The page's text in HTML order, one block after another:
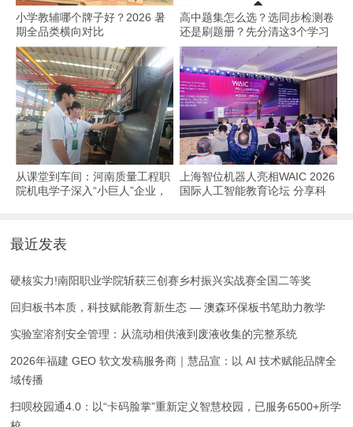
小学教辅哪个牌子好？2026 暑
期全品类横向对比
高中题集怎么选？选同步检测卷
还是刷题册？先分清这3个学习
场景
从课堂到车间：河南质量工程职
院机电学子深入“小巨人”企业，
上海智位机器人亮相WAIC 2026
国际人工智能教育论坛 分享科
最近发表
硬核实力!南阳职业学院斩获三创赛乡村振兴实战赛全国二等奖
回归板书本质，科技赋能教育新生态 — 澳森环保板书笔助力教学
实验室溶剂安全管理：从流动相供液到废液收集的完整系统
2026年福建 GEO 软文发稿服务商｜慧品宣：以 AI 技术赋能品牌全
域传播
扫呗校园通4.0：以“卡码脸掌”重新定义智慧校园，已服务6500+所学